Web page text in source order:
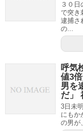
３０
で突き
逮捕さ
の...
呼気
値3
男を
だ」
3日未
にもか
の男が